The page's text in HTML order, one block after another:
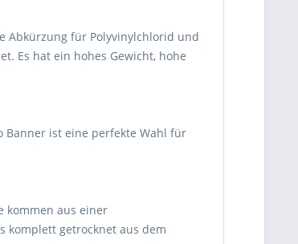
Abkürzung für Polyvinylchlorid und
Es hat ein hohes Gewicht, hohe
Banner ist eine perfekte Wahl für
kommen aus einer
komplett getrocknet aus dem